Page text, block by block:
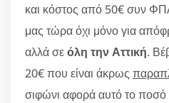
και κόστος από 50€ συν
μας τώρα όχι μόνο για
αλλά σεόλη την Αττική.
20€ που είναι άκρως
σιφώνι αφορά αυτό το ποσό